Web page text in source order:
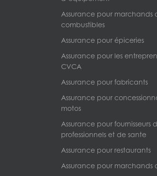
Assurance pour marchands
combustibles
Assurance pour épiceries
Assurance pour les
CVCA
Assurance pour fabricants
Assurance pour
motos
Assurance pour fournisseurs
professionnels et de sante
Assurance pour restaurants
Assurance pour marchands